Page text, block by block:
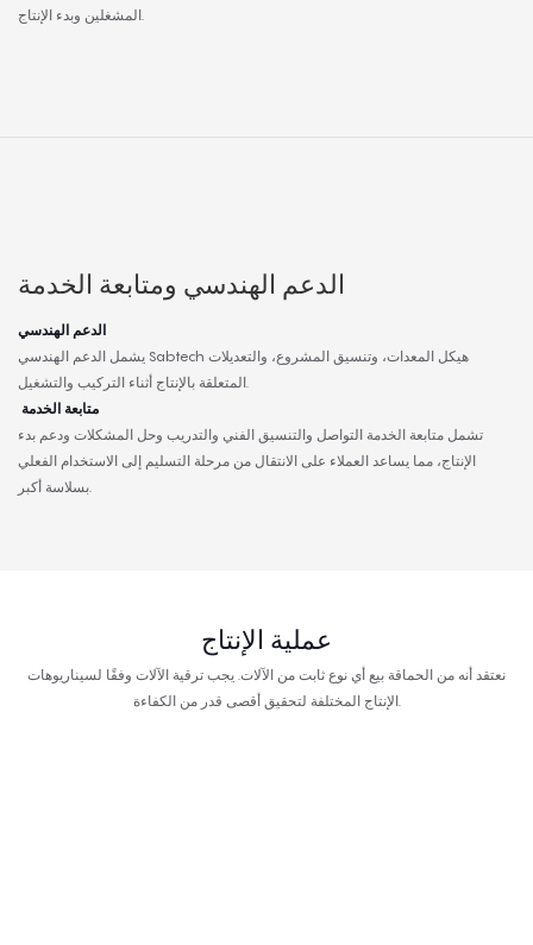
المشغلين وبدء الإنتاج.
الدعم الهندسي ومتابعة الخدمة
الدعم الهندسي
يشمل الدعم الهندسي Sabtech هيكل المعدات، وتنسيق المشروع، والتعديلات
المتعلقة بالإنتاج أثناء التركيب والتشغيل.
متابعة الخدمة
تشمل متابعة الخدمة التواصل والتنسيق الفني والتدريب وحل المشكلات ودعم بدء
الإنتاج، مما يساعد العملاء على الانتقال من مرحلة التسليم إلى الاستخدام الفعلي
بسلاسة أكبر.
عملية الإنتاج
نعتقد أنه من الحماقة بيع أي نوع ثابت من الآلات. يجب ترقية الآلات وفقًا لسيناريوهات
الإنتاج المختلفة لتحقيق أقصى قدر من الكفاءة.